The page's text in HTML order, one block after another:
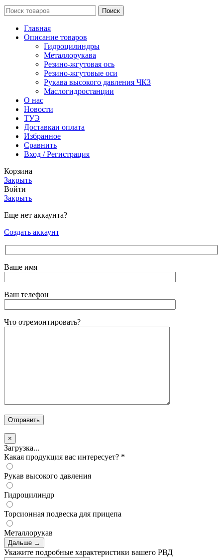
Поиск
Главная
Описание товаров
Гидроцилиндры
Металлорукава
Резино-жгутовая ось
Резино-жгутовые оси
Рукава высокого давления ЧКЗ
Маслогидростанции
О нас
Новости
ТУЭ
Доставкаи оплата
Избранное
Сравнить
Вход / Регистрация
Корзина
Закрыть
Войти
Закрыть
Еще нет аккаунта?
Создать аккаунт
Ваше имя
Ваш телефон
Что отремонтировать?
×
Загрузка...
Какая продукция вас интересует? *
Рукав высокого давления
Гидроцилиндр
Торсионная подвеска для прицепа
Металлорукав
Дальше →
Укажите подробные характеристики вашего РВД